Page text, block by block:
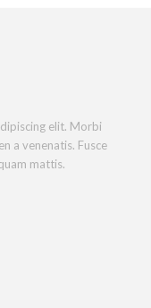
elit. Morbi
a venenatis. Fusce
mattis.